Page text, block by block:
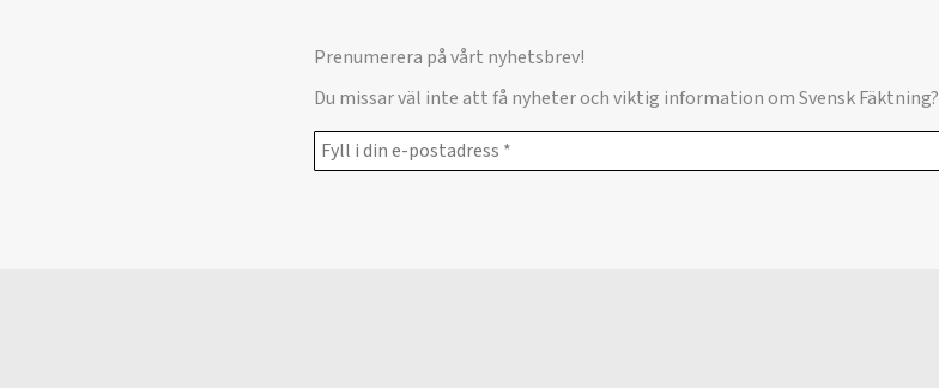
Prenumerera på vårt nyhetsbrev!
Du missar väl inte att få nyheter och viktig information om Svensk Fäktning?